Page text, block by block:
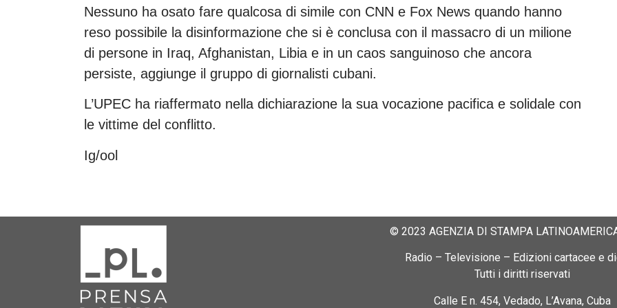
Nessuno ha osato fare qualcosa di simile con CNN e Fox News quando hanno
reso possibile la disinformazione che si è conclusa con il massacro di un milione
di persone in Iraq, Afghanistan, Libia e in un caos sanguinoso che ancora
persiste, aggiunge il gruppo di giornalisti cubani.
L’UPEC ha riaffermato nella dichiarazione la sua vocazione pacifica e solidale con
le vittime del conflitto.
Ig/ool
© 2023 AGENZIA DI STAMPA
Radio – Televisione – Edizioni cartacee e
Tutti i diritti riservati
Calle E n. 454, Vedado, L’Avana, Cuba